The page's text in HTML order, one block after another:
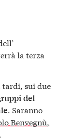
la terza
tardi, sui due
del
. Saranno
Benvegnù,